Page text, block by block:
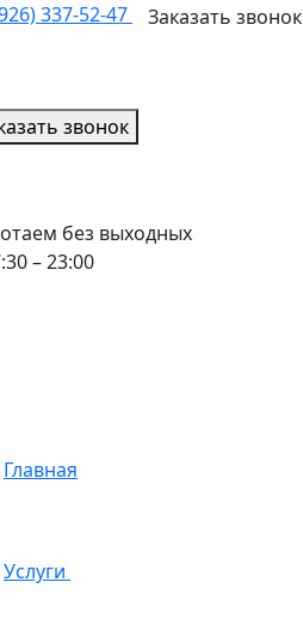
337-52-47
Заказать звонок
звонок
без выходных
– 23:00
Главная
Услуги